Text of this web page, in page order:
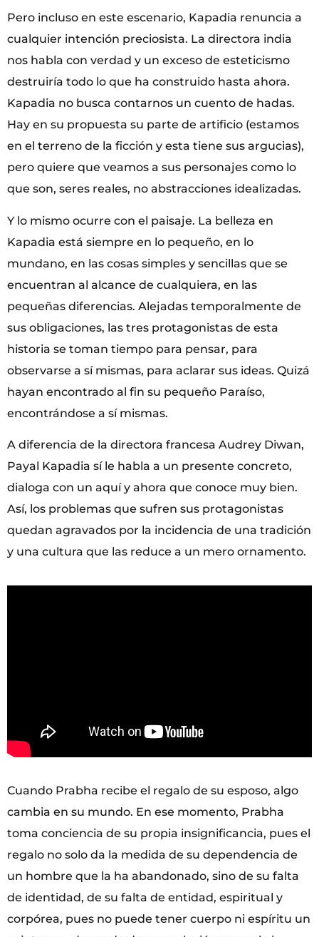
Pero incluso en este escenario, Kapadia renuncia a
cualquier intención preciosista. La directora india
nos habla con verdad y un exceso de esteticismo
destruiría todo lo que ha construido hasta ahora.
Kapadia no busca contarnos un cuento de hadas.
Hay en su propuesta su parte de artificio (estamos
en el terreno de la ficción y esta tiene sus argucias),
pero quiere que veamos a sus personajes como lo
que son, seres reales, no abstracciones idealizadas.
Y lo mismo ocurre con el paisaje. La belleza en
Kapadia está siempre en lo pequeño, en lo
mundano, en las cosas simples y sencillas que se
encuentran al alcance de cualquiera, en las
pequeñas diferencias. Alejadas temporalmente de
sus obligaciones, las tres protagonistas de esta
historia se toman tiempo para pensar, para
observarse a sí mismas, para aclarar sus ideas. Quizá
hayan encontrado al fin su pequeño Paraíso,
encontrándose a sí mismas.
A diferencia de la directora francesa Audrey Diwan,
Payal Kapadia sí le habla a un presente concreto,
dialoga con un aquí y ahora que conoce muy bien.
Así, los problemas que sufren sus protagonistas
quedan agravados por la incidencia de una tradición
y una cultura que las reduce a un mero ornamento.
Cuando Prabha recibe el regalo de su esposo, algo
cambia en su mundo. En ese momento, Prabha
toma conciencia de su propia insignificancia, pues el
regalo no solo da la medida de su dependencia de
un hombre que la ha abandonado, sino de su falta
de identidad, de su falta de entidad, espiritual y
corpórea, pues no puede tener cuerpo ni espíritu un